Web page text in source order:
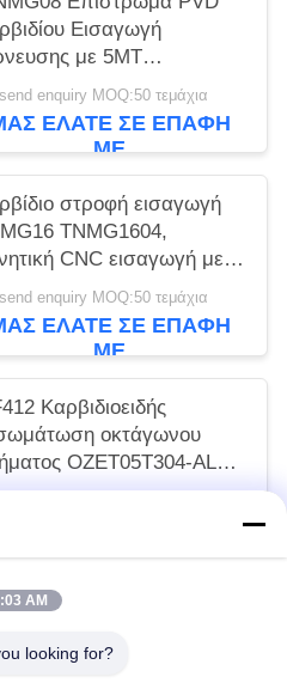
Εισαγωγή
με 5MT
για Χάλυβα και
Χάλυβα
enquiry MOQ:50 τεμάχια
ΕΛΆΤΕ ΣΕ ΕΠΑΦΉ
ΜΕ
στροφή εισαγωγή
TNMG1604,
CNC εισαγωγή με
ημιτελή chipbreaker
enquiry MOQ:50 τεμάχια
ΕΛΆΤΕ ΣΕ ΕΠΑΦΉ
ΜΕ
Καρβιδιοειδής
οκτάγωνου
OZET05T304-AL
την στροφή ατσάλιου
ΜΕ
AM
looking for?